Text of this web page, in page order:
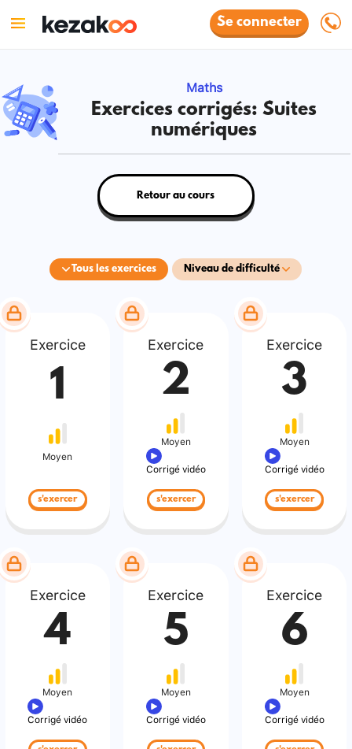
Se connecter
Maths
Exercices corrigés: Suites
numériques
Tous les exercices Niveau de difficulté
Retour au cours
Exercice
1
Moyen
s'exercer
Exercice
2
Moyen
Corrigé vidéo
s'exercer
Exercice
3
Moyen
Corrigé vidéo
s'exercer
Exercice
4
Moyen
Corrigé vidéo
Exercice
5
Moyen
Corrigé vidéo
Exercice
6
Moyen
Corrigé vidéo